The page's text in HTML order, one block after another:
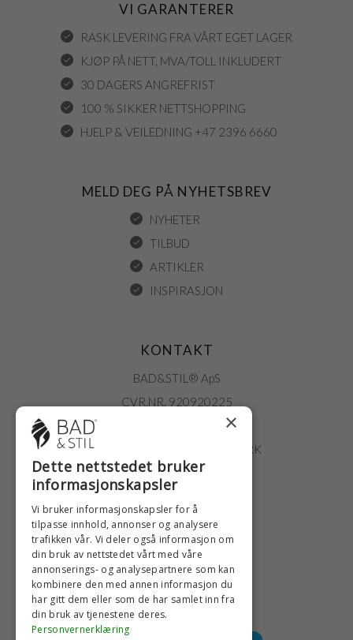
VI GARANTERER
RASK LEVERING FRA VÅRT EGET LAGER
KJØP PÅ NETT, MVA/TOLL INKLUDERT
30 DAGERS ANGREFRIST
100 % SIKKER NETTSHOPPING
HJELP & VEILEDNING +47 2396 6660
MELD DEG PÅ NYHETSBREV
NYHETER
TILBUD
ARTIKLER
INSPIRASJON
KONTAKT
BAD&STIL® ApS
CVR.NR. 920920225
ØSTERBROGADE 202
2100 KØBENHAVN • DANMARK
+47 2396 6660
BADSTIL@BADSTIL.NO
HØYESTE KREDITTVURD
BETALINGSALTERNATIVER
×
Dette nettstedet bruker
informasjonskapsler
Vi bruker informasjonskapsler for å
tilpasse innhold, annonser og analysere
trafikken vår. Vi deler også informasjon om
din bruk av nettstedet vårt med våre
annonserings- og analysepartnere som kan
kombinere den med annen informasjon du
har gitt dem eller som de har samlet inn fra
din bruk av tjenestene deres.
Personvernerklæring